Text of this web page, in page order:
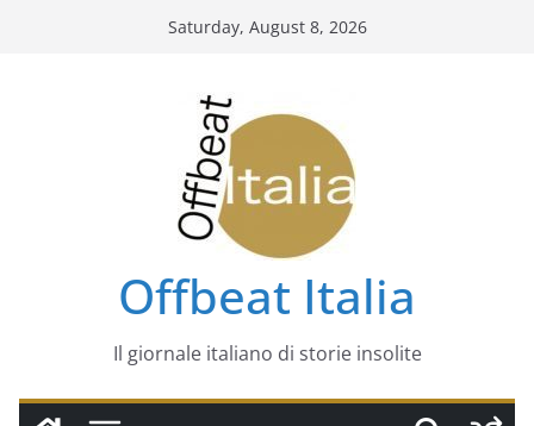
Saturday, August 8, 2026
Offbeat Italia
Il giornale italiano di storie insolite